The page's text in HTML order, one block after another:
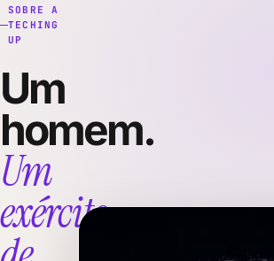
SOBRE A
TECHING
UP
Um
homem.
Um
exército